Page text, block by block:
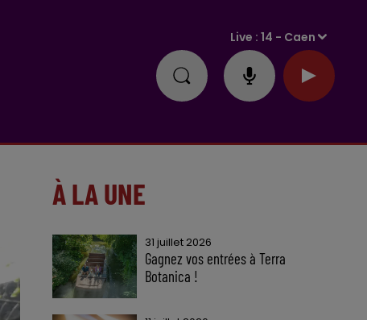
Live :14 - Caen
À LA UNE
31 juillet 2026
Gagnez vos entrées à Terra
Botanica !